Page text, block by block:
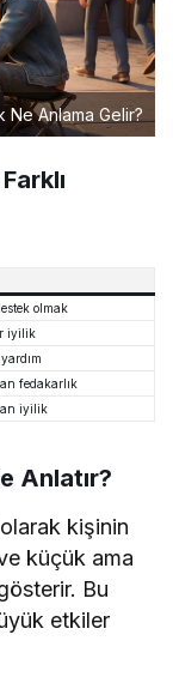
Ne Anlama Gelir?
olmak
iyilik
fedakarlık
iyilik
Anlatır?
kişinin
küçük ama
gösterir. Bu
etkiler